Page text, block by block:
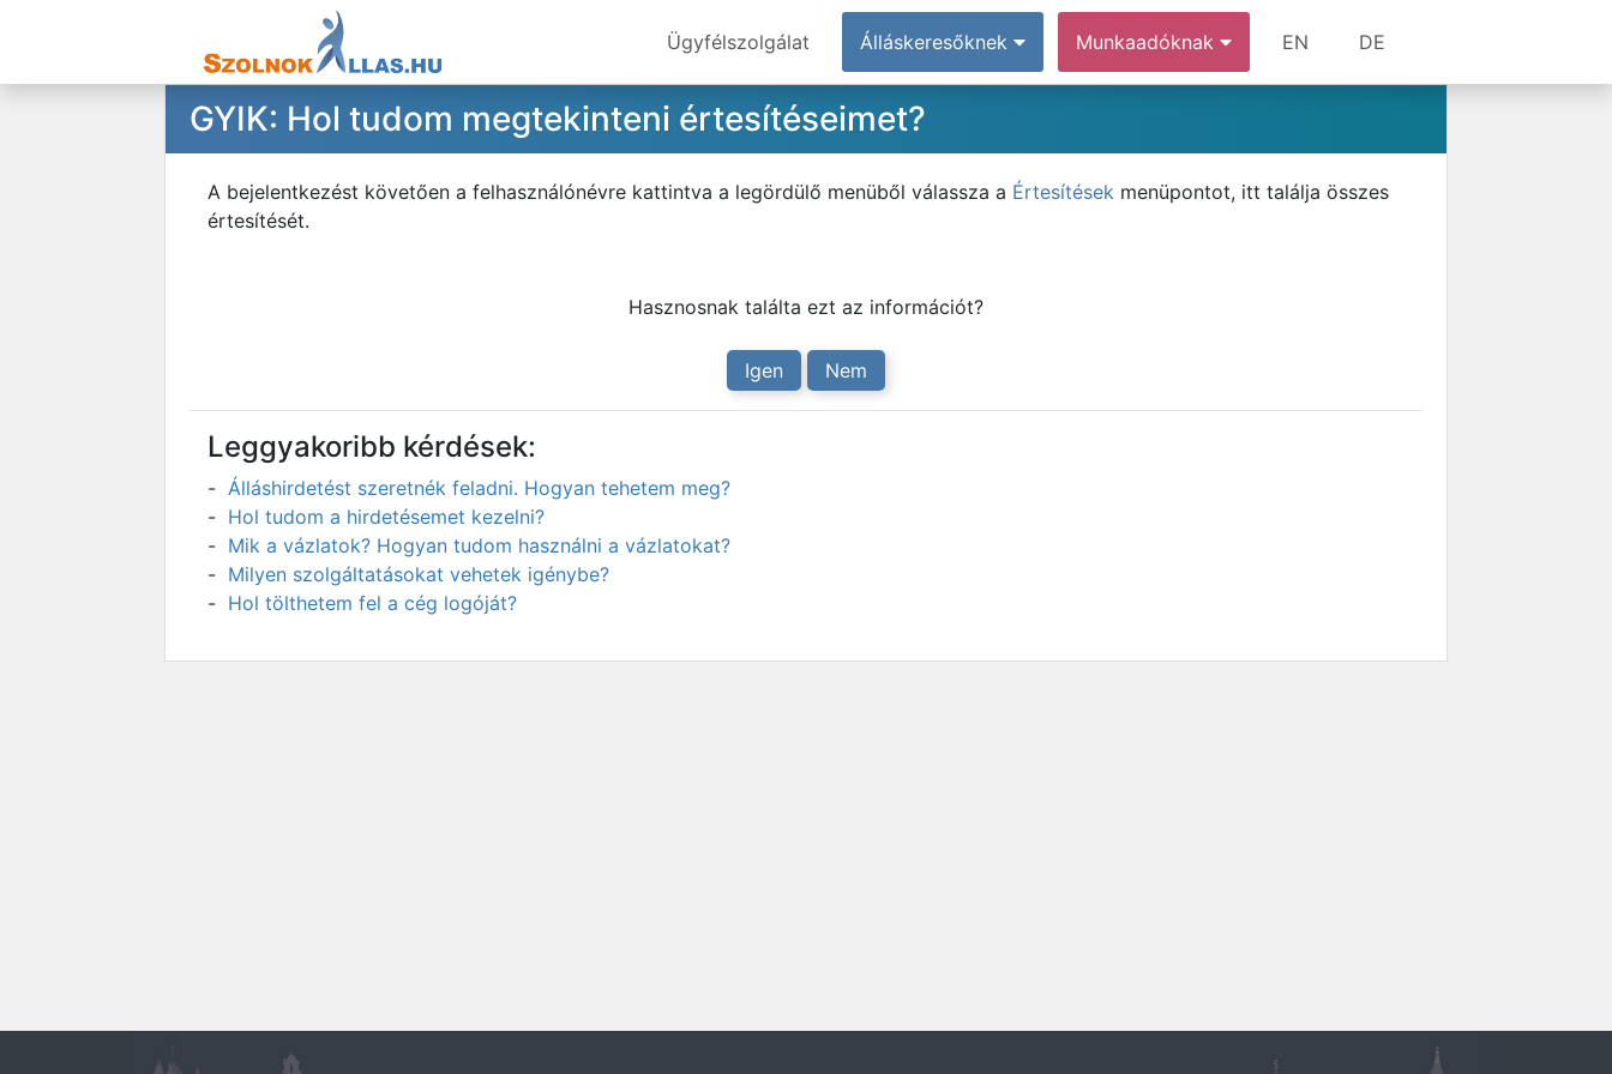
Ügyfélszolgálat Álláskeresőknek Munkaadóknak EN DE
GYIK: Hol tudom megtekinteni értesítéseimet?
A bejelentkezést követően a felhasználónévre kattintva a legördülő menüből válassza a Értesítések menüpontot, itt találja összes
értesítését.
Hasznosnak találta ezt az információt?
Igen Nem
Leggyakoribb kérdések:
Álláshirdetést szeretnék feladni. Hogyan tehetem meg?
Hol tudom a hirdetésemet kezelni?
Mik a vázlatok? Hogyan tudom használni a vázlatokat?
Milyen szolgáltatásokat vehetek igénybe?
Hol tölthetem fel a cég logóját?